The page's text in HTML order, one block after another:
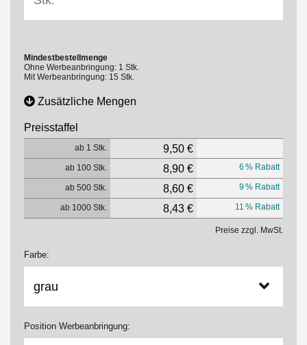
Mindestbestellmenge
Ohne Werbeanbringung: 1 Stk.
Mit Werbeanbringung: 15 Stk.
Zusätzliche Mengen
Preisstaffel
ab 1 Stk. 9,50 €
ab 100 Stk. 8,90 € 6 % Rabatt
ab 500 Stk. 8,60 € 9 % Rabatt
ab 1000 Stk. 8,43 € 11 % Rabatt
Preise zzgl. MwSt.
Farbe:
Position Werbeanbringung: